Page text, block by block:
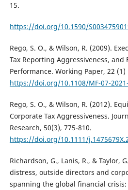
15.
https://doi.org/10.1590/
Rego, S. O., & Wilson, R. (2009).
Tax Reporting Aggressiveness, and
Performance. Working Paper, 22 (1)
https://doi.org/10.1108/MF-07-
Rego, S. O., & Wilson, R. (2012).
Corporate Tax Aggressiveness.
Research, 50(3), 775-810.
https://doi.org/10.1111/
Richardson, G., Lanis, R., & Taylor,
distress, outside directors and
spanning the global financial